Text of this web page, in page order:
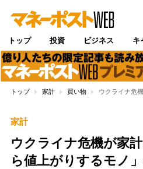
トップ 投資 ビジネス キ
トップ 家計 買い物 ウクライナ危
家計
ウクライナ危機が家
ら値上がりするモノ